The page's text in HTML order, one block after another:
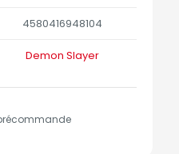
4580416948104
Demon Slayer